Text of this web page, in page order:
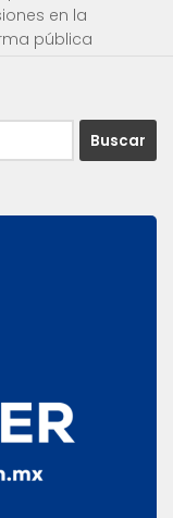
en la
pública